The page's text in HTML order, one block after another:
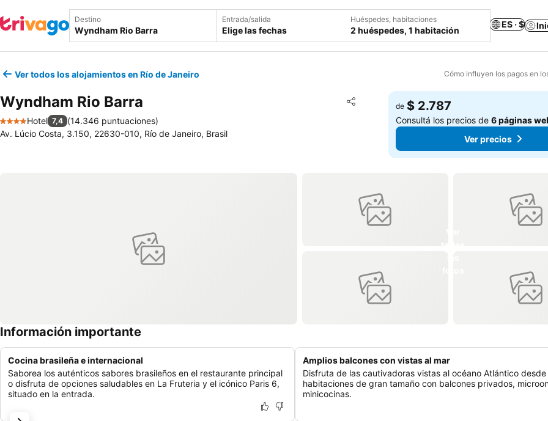
Destino Entrada/salida
Elige las fechas
Huéspedes, habitaciones
2 huéspedes, 1 habitación
ES · $
Ver todos los alojamientos en Río de Janeiro Cómo influyen los pagos en
Wyndham Rio Barra Compartir
Añadir a favoritos
4 Estrellas
Hotel 7,4 (14.346 puntuaciones)
Av. Lúcio Costa, 3.150, 22630-010, Río de Janeiro, Brasil
de $ 2.787
Consultá los precios de6 páginas
Ver precios
Información importante
Cocina brasileña e internacional
Saborea los auténticos sabores brasileños en el restaurante principal
o disfruta de opciones saludables en La Fruteria y el icónico Paris 6,
situado en la entrada.
Amplios balcones con vistas al mar
Disfruta de las cautivadoras vistas al océano Atlántico desde
habitaciones de gran tamaño con balcones privados,
minicocinas.